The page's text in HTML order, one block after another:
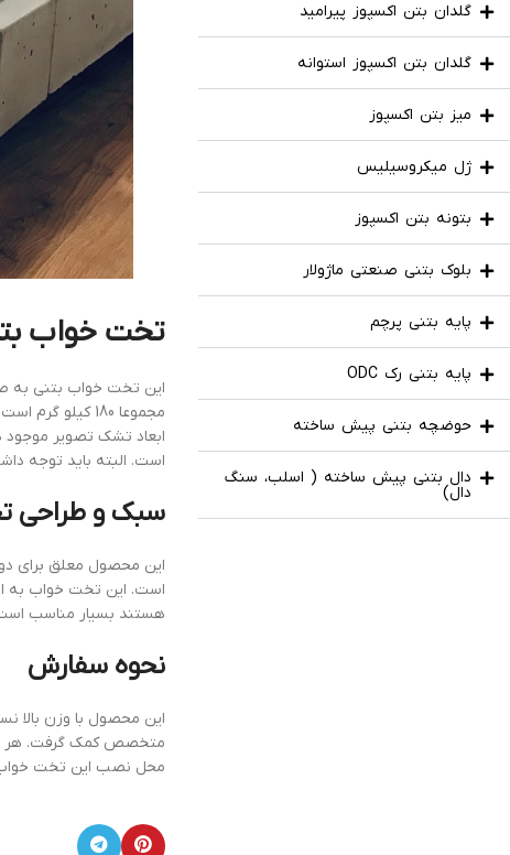
گلدان بتن اکسپوز پیرامید
گلدان بتن اکسپوز استوانه
میز بتن اکسپوز
ژل میکروسیلیس
بتونه بتن اکسپوز
بلوک بتنی صنعتی ماژولار
پایه بتنی پرچم
پایه بتنی رک ODC
حوضچه بتنی پیش ساخته
دال بتنی پیش ساخته ( اسلب، سنگ
دال)
تخت خواب
این تخت خواب بتنی
مجموعا 180
است. البته باید توجه
سبک و طراحی
این محصول معلق برای
است. این تخت خواب به
هستند بسیار مناسب
نحوه سفارش
این محصول با وزن بالا
متخصص کمک گرفت. هر
محل نصب این تخت خواب